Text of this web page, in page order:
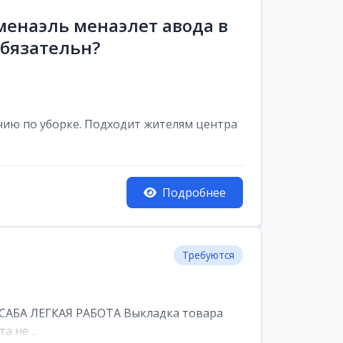
менаэлет авода в
по уборке. Подходит жителям центра
Подробнее
Требуются
ЛЕГКАЯ РАБОТА Выкладка товара
не ...